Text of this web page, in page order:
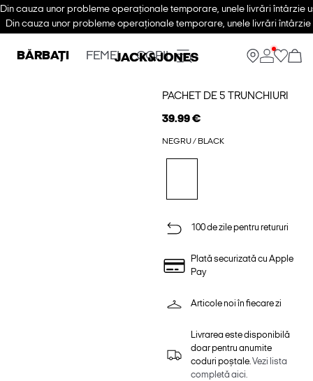
Din cauza unor probleme operaționale temporare, unele livrări întârzie
Din cauza unor probleme operaționale temporare, unele livrări
BĂRBAȚI FEMEI COPII
PACHET DE 5 TRUNCHIURI
39.99 €
NEGRU / BLACK
100 de zile pentru retururi
Plată securizată cu Apple
Pay
Articole noi în fiecare zi
Livrarea este disponibilă
doar pentru anumite
coduri poștale.Vezi lista
completă aici.